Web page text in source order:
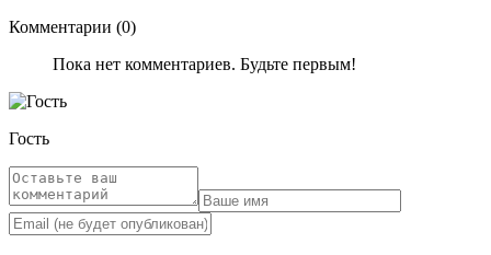
Комментарии (0)
Пока нет комментариев. Будьте первым!
Гость